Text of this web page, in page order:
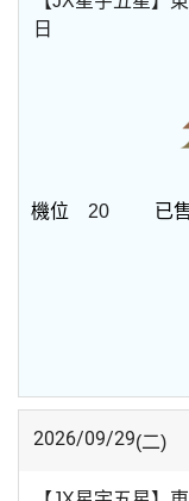
日
20
2026/09/29(二)